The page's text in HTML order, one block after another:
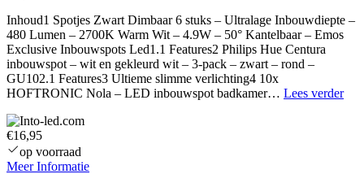
Inhoud1 Spotjes Zwart Dimbaar 6 stuks – Ultralage Inbouwdiepte –
480 Lumen – 2700K Warm Wit – 4.9W – 50° Kantelbaar – Emos
Exclusive Inbouwspots Led1.1 Features2 Philips Hue Centura
inbouwspot – wit en gekleurd wit – 3-pack – zwart – rond –
GU102.1 Features3 Ultieme slimme verlichting4 10x
HOFTRONIC Nola – LED inbouwspot badkamer… Lees verder
€16,95
op voorraad
Meer Informatie